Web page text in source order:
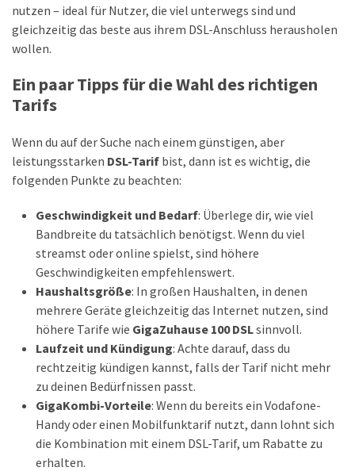
nutzen – ideal für Nutzer, die viel unterwegs sind und
gleichzeitig das beste aus ihrem DSL-Anschluss herausholen
wollen.
Ein paar Tipps für die Wahl des richtigen
Tarifs
Wenn du auf der Suche nach einem günstigen, aber
leistungsstarken DSL-Tarif bist, dann ist es wichtig, die
folgenden Punkte zu beachten:
Geschwindigkeit und Bedarf: Überlege dir, wie viel
Bandbreite du tatsächlich benötigst. Wenn du viel
streamst oder online spielst, sind höhere
Geschwindigkeiten empfehlenswert.
Haushaltsgröße: In großen Haushalten, in denen
mehrere Geräte gleichzeitig das Internet nutzen, sind
höhere Tarife wie GigaZuhause 100 DSLsinnvoll.
Laufzeit und Kündigung: Achte darauf, dass du
rechtzeitig kündigen kannst, falls der Tarif nicht mehr
zu deinen Bedürfnissen passt.
GigaKombi-Vorteile: Wenn du bereits ein Vodafone-
Handy oder einen Mobilfunktarif nutzt, dann lohnt sich
die Kombination mit einem DSL-Tarif, um Rabatte zu
erhalten.